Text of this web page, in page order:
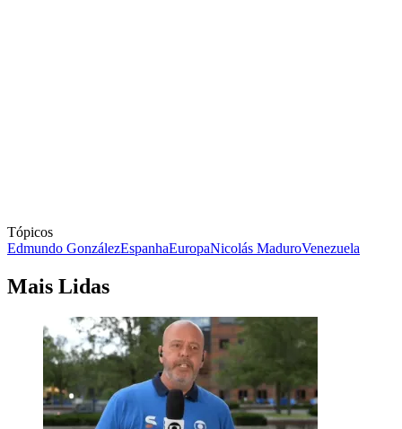
Tópicos
Edmundo GonzálezEspanhaEuropaNicolás MaduroVenezuela
Mais Lidas